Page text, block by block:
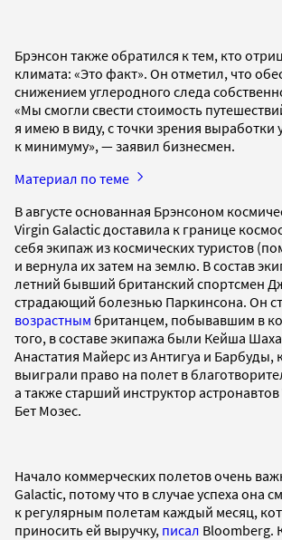
Брэнсон также обратился к тем, кто
климата: «Это факт». Он отметил, что
снижением углеродного следа
«Мы смогли свести стоимость
я имею в виду, с точки зрения выработки
к минимуму», — заявил бизнесмен.
Материал по теме
В августе основанная Брэнсоном
Virgin Galactic доставила к границе
себя экипаж из космических туристов
и вернула их затем на землю. В состав
летний бывший британский спортсмен
страдающий болезнью Паркинсона. Он
возрастным британцем, побывавшим в
того, в составе экипажа были Кейша
Анастатия Майерс из Антигуа и Барбуды,
выиграли право на полет в
а также старший инструктор
Бет Мозес.
Начало коммерческих полетов очень
Galactic, потому что в случае успеха она
к регулярным полетам каждый месяц,
приносить ей выручку, писал Bloomberg.